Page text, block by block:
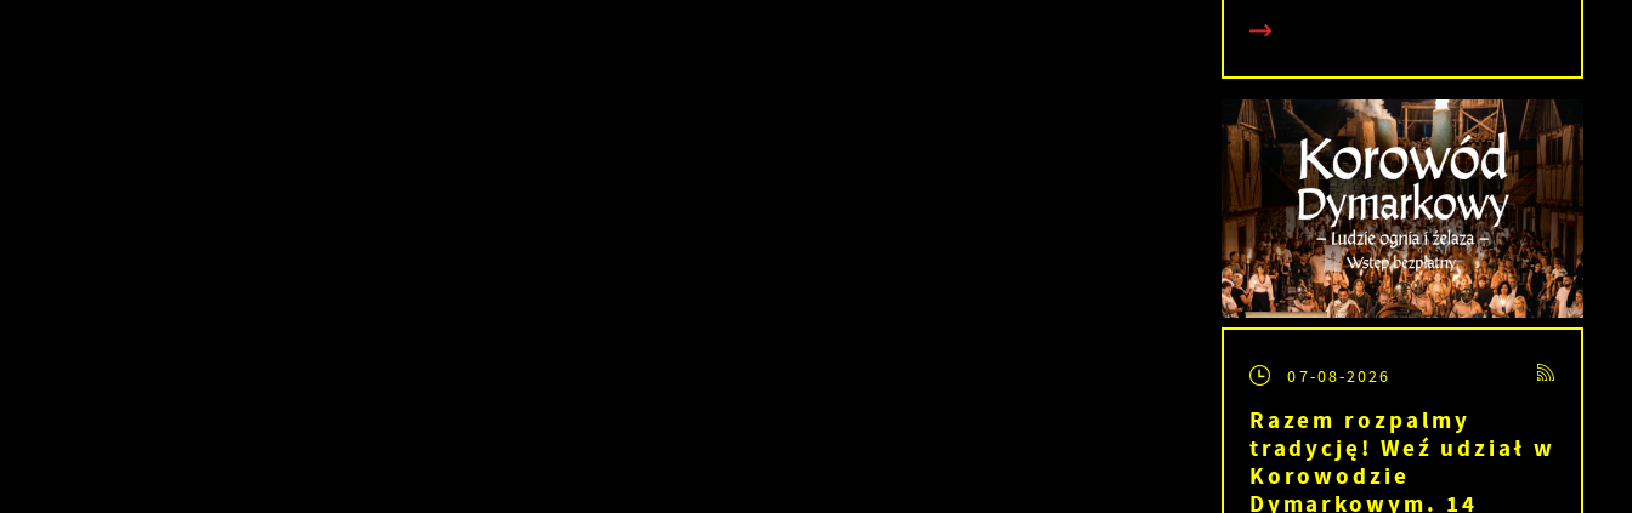
07-08-2026
Razem rozpalmy
tradycję! Weź udział w
Korowodzie
Dymarkowym. 14